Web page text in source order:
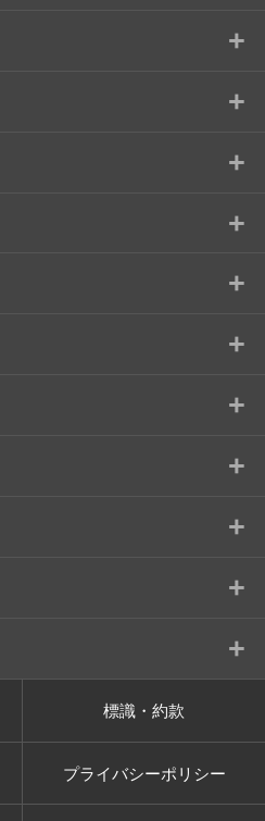
+
+
+
+
+
+
+
+
+
+
+
標識・約款
プライバシーポリシー